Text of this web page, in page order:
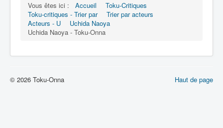
S
T
V
Vous êtes ici : Accueil
Toku-Critiques
Toku-critiques - Trier par
Trier par acteurs
Acteurs - U
Uchida Naoya
Uchida Naoya - Toku-Onna
Haut de page
© 2026 Toku-Onna